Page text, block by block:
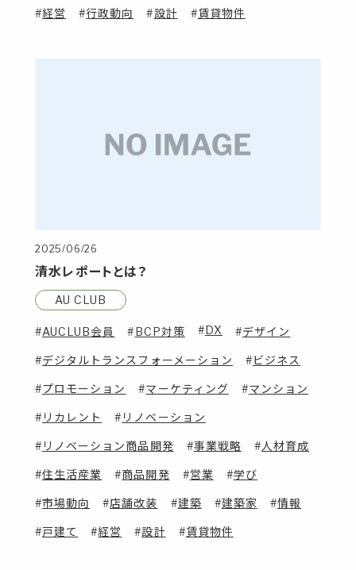
経営 行政動向 設計 賃貸物件
2025/06/26
清水レポートとは？
AU CLUB
AUCLUB会員 BCP対策 DX デザイン
デジタルトランスフォーメーション ビジネス
プロモーション マーケティング マンション
リカレント リノベーション
リノベーション商品開発 事業戦略 人材育成
住生活産業 商品開発 営業 学び
市場動向 店舗改装 建築 建築家 情報
戸建て 経営 設計 賃貸物件